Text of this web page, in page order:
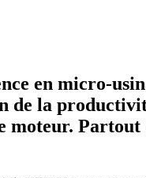
en micro-
de la
moteur. Partout